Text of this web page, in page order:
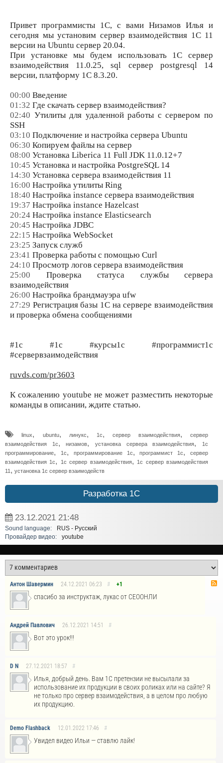
Привет программисты 1С, с вами Низамов Илья и
сегодня мы установим сервер взаимодействия 1С 11
версии на Ubuntu сервер 20.04.
При установке мы будем использовать 1С сервер
взаимодействия 11.0.25, sql сервер postgresql 14
версии, платформу 1С 8.3.20.
00:00 Введение
01:32 Где скачать сервер взаимодействия?
02:40 Утилиты для удаленной работы с сервером по
SSH
03:10 Подключение и настройка сервера Ubuntu
06:30 Копируем файлы на сервер
08:00 Установка Liberica 11 Full JDK 11.0.12+7
10:45 Установка и настройка PostgreSQL 14
14:30 Установка сервера взаимодействия 11
16:00 Настройка утилиты Ring
18:40 Настройка instance сервера взаимодействия
19:37 Настройка instance Hazelcast
20:24 Настройка instance Elasticsearch
20:45 Настройка JDBC
22:15 Настройка WebSocket
23:25 Запуск служб
23:41 Проверка работы с помощью Curl
24:10 Просмотр логов сервера взаимодействия
25:00 Проверка статуса службы сервера
взаимодействия
26:00 Настройка брандмауэра ufw
27:29 Регистрация базы 1С на сервере взаимодействия
и проверка обмена сообщениями
#1с #1c #курсы1с #программист1с
#сервервзаимодействия
ruvds.com/pr3603
К сожалению youtube не может разместить некоторые
команды в описании, ждите статью.
linux, ubuntu, линукс, 1с,сервер взаимодействия,сервер
взаимодействия 1с,низамов,установка сервера взаимодействия,
1с
программирование, 1c, программирование 1с,программист 1с,сервер
взаимодействия 1c, 1с сервер взаимодействия,
1с сервер взаимодействия
11 , установка 1с сервер взаимодейств
Разработка 1С
23.12.2021 21:48
Sound language:
RUS - Русский
Провайдер видео:
youtube
Антон Шавермин 24.12.2021 06:23 # +1
спасибо за инструктаж, лукас от СЕООНЛИ
Андрей Павлович 26.12.2021 14:51 #
Вот это урок!!!
D N 27.12.2021 18:57 #
Илья, добрый день. Вам 1С претензии не высылали за
использование их продукции в своих роликах или на сайте? Я
не только про сервер взаимодействия, а в целом про любую
их продукцию.
Demo Flashback 12.01.2022 17:46 #
Увидел видео Ильи — ставлю лайк!